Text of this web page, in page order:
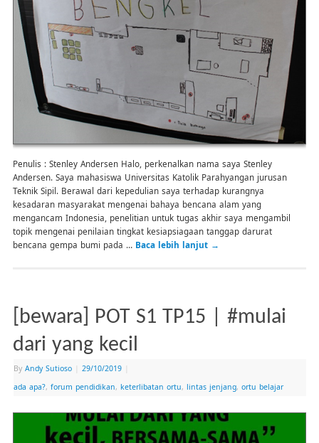
Penulis : Stenley Andersen Halo, perkenalkan nama saya Stenley
Andersen. Saya mahasiswa Universitas Katolik Parahyangan jurusan
Teknik Sipil. Berawal dari kepedulian saya terhadap kurangnya
kesadaran masyarakat mengenai bahaya bencana alam yang
mengancam Indonesia, penelitian untuk tugas akhir saya mengambil
topik mengenai penilaian tingkat kesiapsiagaan tanggap darurat
bencana gempa bumi pada … Baca lebih lanjut →
[bewara] POT S1 TP15 | #mulai
dari yang kecil
By Andy Sutioso 29/10/2019
ada apa?, forum pendidikan, keterlibatan ortu, lintas jenjang, ortu belajar